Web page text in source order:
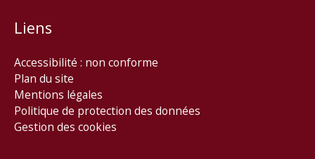
Liens
Accessibilité : non conforme
Plan du site
Mentions légales
Politique de protection des données
Gestion des cookies